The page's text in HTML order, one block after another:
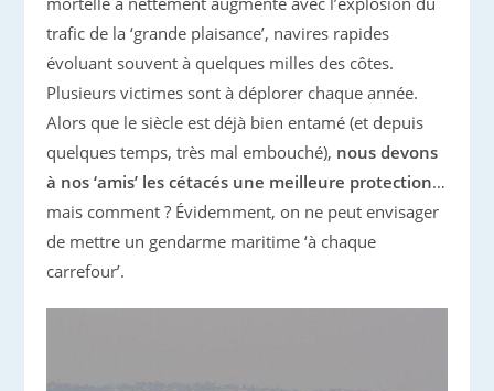
trafic de la ‘grande plaisance’, navires rapides
évoluant souvent à quelques milles des côtes.
Plusieurs victimes sont à déplorer chaque année.
Alors que le siècle est déjà bien entamé (et depuis
quelques temps, très mal embouché), nous devons
à nos ‘amis’ les cétacés une meilleure protection…
mais comment ? Évidemment, on ne peut envisager
de mettre un gendarme maritime ‘à chaque
carrefour’.